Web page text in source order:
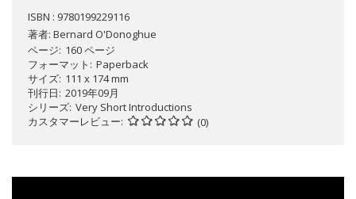
ISBN : 9780199229116
著者: Bernard O'Donoghue
ページ 160 ページ
フォーマット
Paperback
サイズ 111 x 174 mm
刊行日 2019年09月
シリーズ Very Short Introductions
カスタマーレビュー
(0)